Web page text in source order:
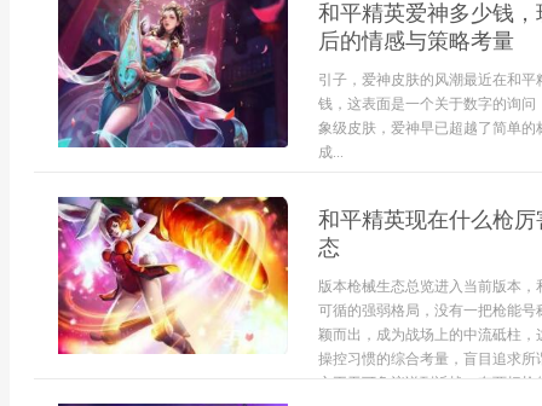
和平精英爱神多少钱
后的情感与策略考量
引子，爱神皮肤的风潮最近在和
钱，这表面是一个关于数字的询
象级皮肤，爱神早已超越了简单
成...
和平精英现在什么枪
态
版本枪械生态总览进入当前版本
可循的强弱格局，没有一把枪能
颖而出，成为战场上的中流砥柱
操控习惯的综合考量，盲目追求
之王无可争议说到近战，有两把枪